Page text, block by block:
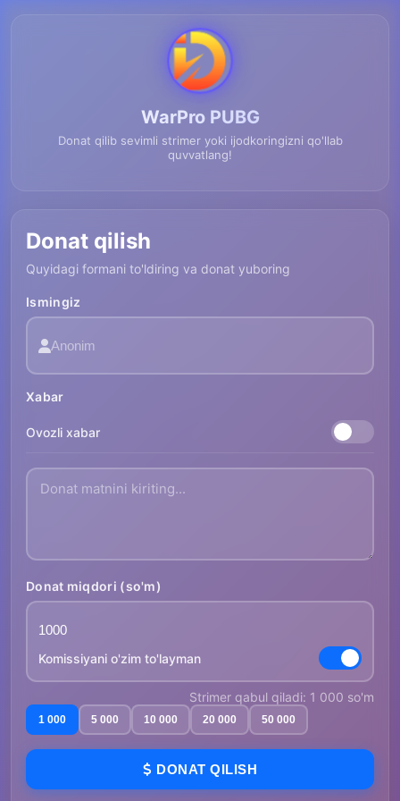
WarPro PUBG
Donat qilib sevimli strimer yoki ijodkoringizni qo'llab
quvvatlang!
Donat qilish
Quyidagi formani to'ldiring va donat yuboring
Ismingiz
Xabar
Ovozli xabar
Donat miqdori (so'm)
Komissiyani o'zim to'layman
Strimer qabul qiladi: 1 000 so'm
1 000 5 000 10 000 20 000 50 000
DONAT QILISH